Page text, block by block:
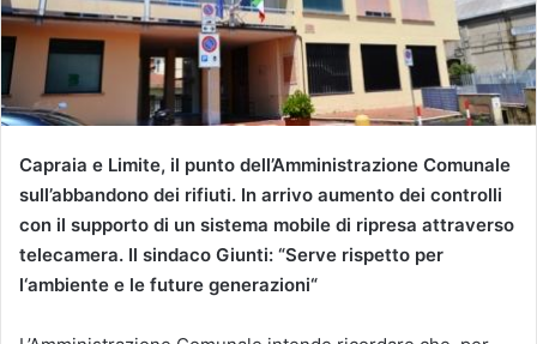
Capraia e Limite, il punto dell’Amministrazione Comunale
sull’abbandono dei rifiuti. In arrivo aumento dei controlli
con il supporto di un sistema mobile di ripresa attraverso
telecamera. Il sindaco Giunti: “Serve rispetto per
l‘ambiente e le future generazioni“